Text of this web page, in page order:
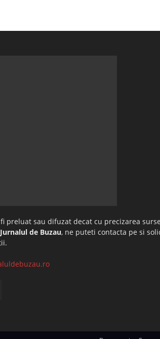
preluat sau difuzat decat cu precizarea
Jurnalul de Buzau, ne puteti contacta pe si